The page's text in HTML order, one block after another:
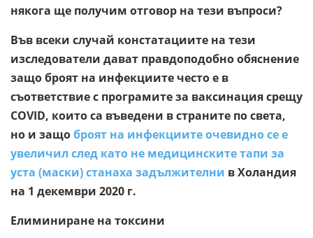
някога ще получим отговор на тези въпроси?
Във всеки случай констатациите на тези
изследователи дават правдоподобно обяснение
защо броят на инфекциите често е в
съответствие с програмите за ваксинация срещу
COVID, които са въведени в страните по света,
но и защоброят на инфекциите очевидно се е
увеличил след като не медицинските тапи за
уста (маски) станаха задължителни в Холандия
на 1 декември 2020 г.
Елиминиране на токсини